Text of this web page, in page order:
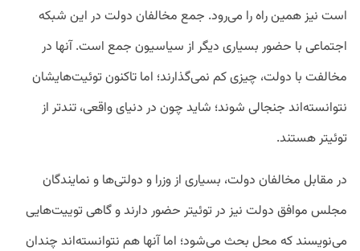
است نیزهمینراهرا میرود. جمع مخالفان دولت در این شبکه
اجتماعی با حضور بسیاری دیگر از سیاسیون جمع است.آنها در
مخالفت با دولت، چیزیکم نمیگذارند؛ اما تاکنون توئیت‌هایشان
نتوانستهاند جنجالی شوند؛ شاید چون در دنیایواقعی، تندتر از
توئیترهستند.
در مقابل مخالفان دولت، بسیاری ازوزرا و دولتیها و نمایندگان
مجلس موافق دولت نیز در توئیتر حضور دارندوگاهی توییتهایی
مینویسندکه محل بحث میشود؛ اما آنها هم نتوانستهاند چندان